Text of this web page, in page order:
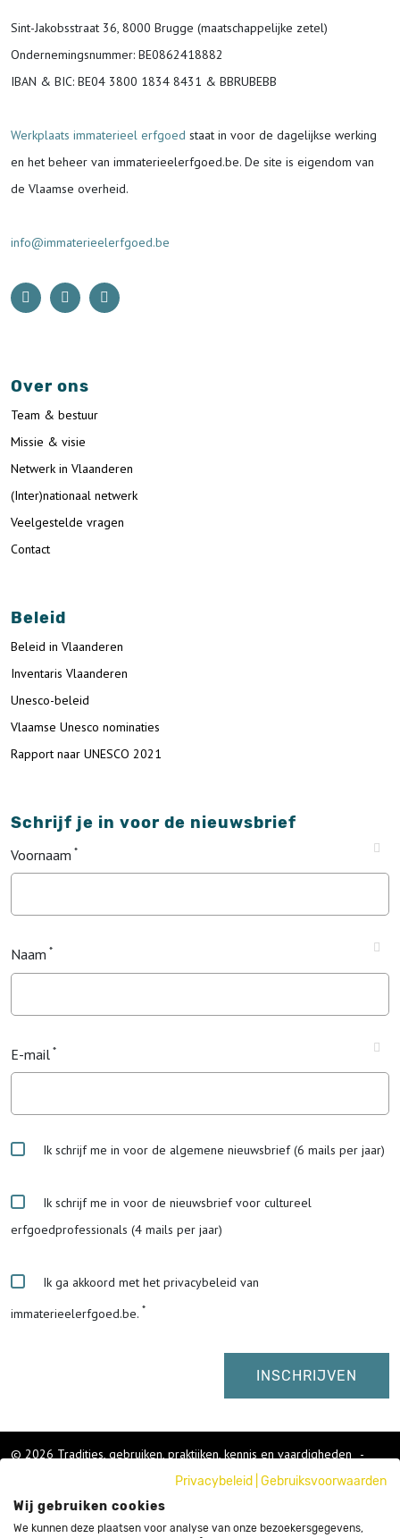
Sint-Jakobsstraat 36, 8000 Brugge (maatschappelijke zetel)
Ondernemingsnummer: BE0862418882
IBAN & BIC: BE04 3800 1834 8431 & BBRUBEBB
Werkplaats immaterieel erfgoed staat in voor de dagelijkse werking
en het beheer van immaterieelerfgoed.be. De site is eigendom van
de Vlaamse overheid.
info@immaterieelerfgoed.be
Over ons
Team & bestuur
Missie & visie
Netwerk in Vlaanderen
(Inter)nationaal netwerk
Veelgestelde vragen
Contact
Beleid
Beleid in Vlaanderen
Inventaris Vlaanderen
Unesco-beleid
Vlaamse Unesco nominaties
Rapport naar UNESCO 2021
Schrijf je in voor de nieuwsbrief
Voornaam
Naam
E-mail
Ik schrijf me in voor de algemene nieuwsbrief (6 mails per jaar)
Ik schrijf me in voor de nieuwsbrief voor cultureel
erfgoedprofessionals (4 mails per jaar)
Ik ga akkoord met het privacybeleid van
immaterieelerfgoed.be.
© 2026 Tradities, gebruiken, praktijken, kennis en vaardigheden
-
Gebruikersvoorwaarden
Privacybeleid
Privacybeleid
Gebruiksvoorwaarden
Wij gebruiken cookies
We kunnen deze plaatsen voor analyse van onze bezoekersgegevens,